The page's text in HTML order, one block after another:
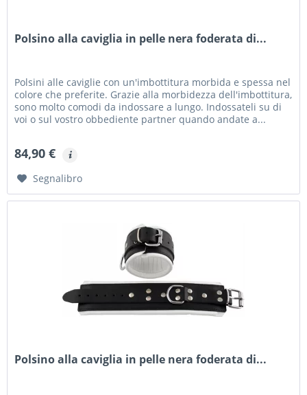
Polsino alla caviglia in pelle nera foderata di...
Polsini alle caviglie con un'imbottitura morbida e spessa nel
colore che preferite. Grazie alla morbidezza dell'imbottitura,
sono molto comodi da indossare a lungo. Indossateli su di
voi o sul vostro obbediente partner quando andate a...
84,90 €
Segnalibro
Polsino alla caviglia in pelle nera foderata di...